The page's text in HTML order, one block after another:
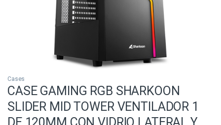
Cases
CASE GAMING RGB SHARKOON
SLIDER MID TOWER VENTILADOR 1